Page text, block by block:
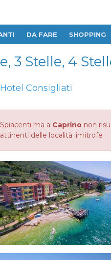
DA FARE SHOPPING
3 Stelle, 4
Consigliati
Spiacenti ma a Caprinonon
attinenti delle località limitrofe